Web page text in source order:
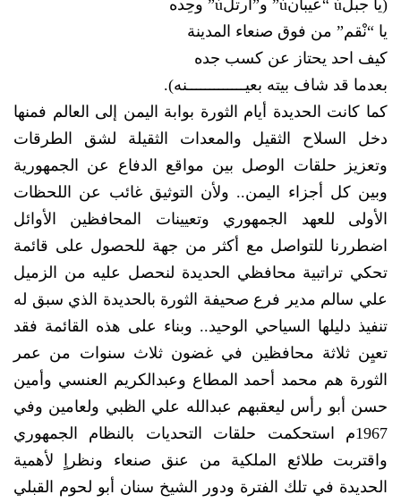
(يا جبلú “عيبانú” و”ارتلú” وحِده
يا “نْقم” من فوق صنعاء المدينة
كيف احد يحتاز عن كسب جده
بعدما قد شاف بيته بعيـــــــــــــنه).
كما كانت الحديدة أيام الثورة بوابة اليمن إلى العالم فمنها
دخل السلاح الثقيل والمعدات الثقيلة لشق الطرقات
وتعزيز حلقات الوصل بين مواقع الدفاع عن الجمهورية
وبين كل أجزاء اليمن.. ولأن التوثيق غائب عن اللحظات
الأولى للعهد الجمهوري وتعيينات المحافظين الأوائل
اضطررنا للتواصل مع أكثر من جهة للحصول على قائمة
تحكي تراتبية محافظي الحديدة لنحصل عليه من الزميل
علي سالم مدير فرع صحيفة الثورة بالحديدة الذي سبق له
تنفيذ دليلها السياحي الوحيد.. وبناء على هذه القائمة فقد
تعيِن ثلاثة محافظين في غضون ثلاث سنوات من عمر
الثورة هم محمد أحمد المطاع وعبدالكريم العنسي وأمين
حسن أبو رأس ليعقبهم عبدالله علي الظبي ولعامين وفي
1967م استحكمت حلقات التحديات بالنظام الجمهوري
واقتربت طلائع الملكية من عنق صنعاء ونظراٍ لأهمية
الحديدة في تلك الفترة ودور الشيخ سنان أبو لحوم القبلي